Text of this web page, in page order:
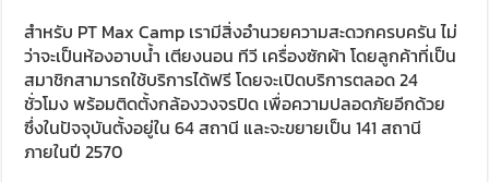
สำหรับ PT Max Camp เรามีสิ่งอำนวยความสะดวกครบครัน ไม่
ว่าจะเป็นห้องอาบน้ำ เตียงนอน ทีวี เครื่องซักผ้า โดยลูกค้าที่เป็น
สมาชิกสามารถใช้บริการได้ฟรี โดยจะเปิดบริการตลอด 24
ชั่วโมง พร้อมติดตั้งกล้องวงจรปิด เพื่อความปลอดภัยอีกด้วย
ซึ่งในปัจจุบันตั้งอยู่ใน 64 สถานี และจะขยายเป็น 141 สถานี
ภายในปี 2570